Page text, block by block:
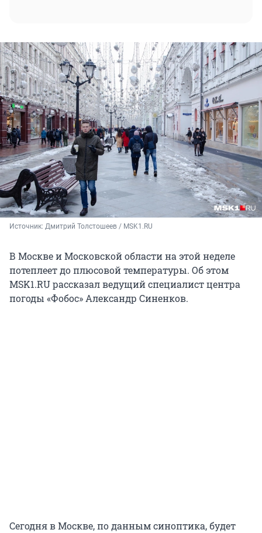
Источник: Дмитрий Толстошеев / MSK1.RU
В Москве и Московской области на этой неделе
потеплеет до плюсовой температуры. Об этом
MSK1.RU рассказал ведущий специалист центра
погоды «Фобос» Александр Синенков.
Сегодня в Москве, по данным синоптика, будет